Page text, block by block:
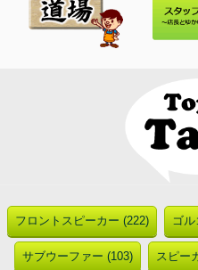
フロントスピーカー (222) ゴ
サブウーファー (103) スピー